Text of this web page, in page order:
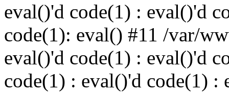
eval()'d code(1) : eval()'d
code(1): eval() #11 /var/
eval()'d code(1) : eval()'d
code(1) : eval()'d code(1) :